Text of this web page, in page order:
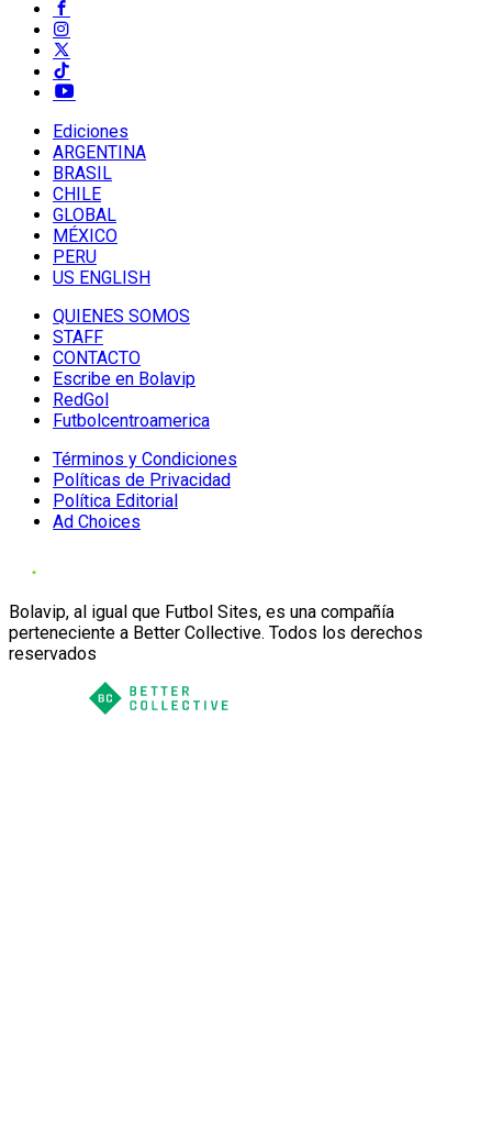
Ediciones
ARGENTINA
BRASIL
CHILE
GLOBAL
MÉXICO
PERU
US ENGLISH
QUIENES SOMOS
STAFF
CONTACTO
Escribe en Bolavip
RedGol
Futbolcentroamerica
Términos y Condiciones
Políticas de Privacidad
Política Editorial
Ad Choices
Bolavip, al igual que Futbol Sites, es una compañía
perteneciente a Better Collective. Todos los derechos
reservados